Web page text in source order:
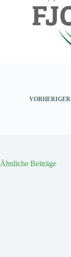
VORHERIGER
Ähnliche Beiträge